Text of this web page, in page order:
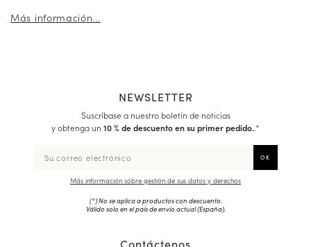
Más información...
NEWSLETTER
Suscríbase a nuestro boletín de noticias
y obtenga un 10 % de descuento en su primer pedido..*
Más información sobre gestión de sus datos y derechos
(*) No se aplica a productos con descuento.
Válido solo en el país de envío actual (España).
Contáctenos